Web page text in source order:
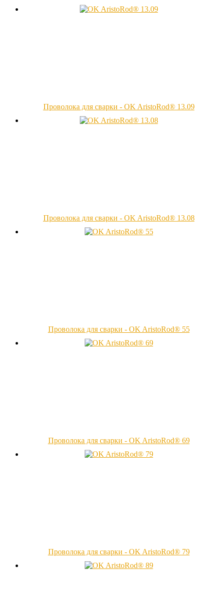
Проволока для сварки - OK AristoRod® 13.09
Проволока для сварки - OK AristoRod® 13.08
Проволока для сварки - OK AristoRod® 55
Проволока для сварки - OK AristoRod® 69
Проволока для сварки - OK AristoRod® 79